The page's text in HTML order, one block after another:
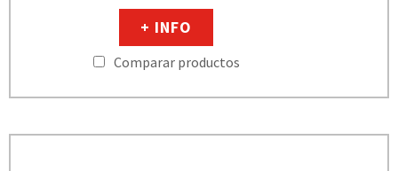
+ INFO
Comparar productos